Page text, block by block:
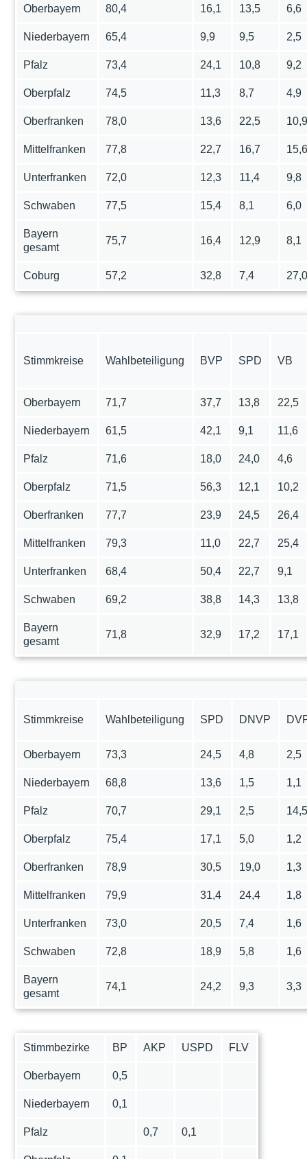
Oberbayern 80,4 16,1 13,5 6,6
Niederbayern 65,4 9,9 9,5 2,5
Pfalz 73,4 24,1 10,8 9,2
Oberpfalz 74,5 11,3 8,7 4,9
Oberfranken 78,0 13,6 22,5
Mittelfranken 77,8 22,7 16,7
Unterfranken 72,0 12,3 11,4 9,8
Schwaben 77,5 15,4 8,1 6,0
Bayern
gesamt
75,7 16,4 12,9 8,1
Coburg 57,2 32,8 7,4
Stimmkreise Wahlbeteiligung BVP SPD VB
Oberbayern 71,7 37,7 13,8 22,5
Niederbayern 61,5 42,1 9,1 11,6
Pfalz 71,6 18,0 24,0 4,6
Oberpfalz 71,5 56,3 12,1 10,2
Oberfranken 77,7 23,9 24,5 26,4
Mittelfranken 79,3 11,0 22,7 25,4
Unterfranken 68,4 50,4 22,7 9,1
Schwaben 69,2 38,8 14,3 13,8
Bayern
gesamt
71,8 32,9 17,2 17,1
Stimmkreise Wahlbeteiligung SPD DNVP
Oberbayern 73,3 24,5 4,8 2,5
Niederbayern 68,8 13,6 1,5 1,1
Pfalz 70,7 29,1 2,5
Oberpfalz 75,4 17,1 5,0 1,2
Oberfranken 78,9 30,5 19,0 1,3
Mittelfranken 79,9 31,4 24,4 1,8
Unterfranken 73,0 20,5 7,4 1,6
Schwaben 72,8 18,9 5,8 1,6
Bayern
gesamt
74,1 24,2 9,3 3,3
Stimmbezirke BP AKP USPD FLV
Oberbayern 0,5
Niederbayern 0,1
Pfalz 0,7 0,1